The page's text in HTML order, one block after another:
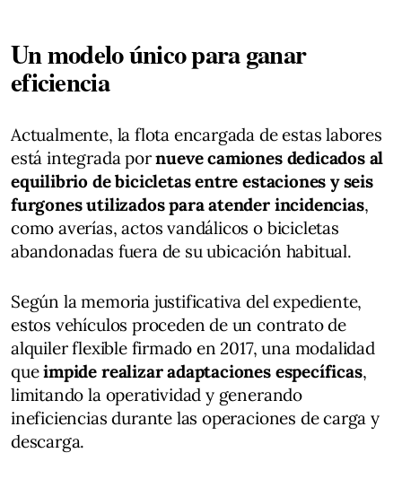
Un modelo único para ganar
eficiencia
Actualmente, la flota encargada de estas labores
está integrada pornueve camiones dedicados al
equilibrio de bicicletas entre estaciones y seis
furgones utilizados para atender incidencias,
como averías, actos vandálicos o bicicletas
abandonadas fuera de su ubicación habitual.
Según la memoria justificativa del expediente,
estos vehículos proceden de un contrato de
alquiler flexible firmado en 2017, una modalidad
queimpide realizar adaptaciones específicas,
limitando la operatividad y generando
ineficiencias durante las operaciones de carga y
descarga.